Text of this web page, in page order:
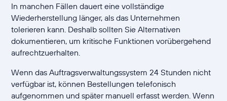
In manchen Fällen dauert eine vollständige
Wiederherstellung länger, als das Unternehmen
tolerieren kann. Deshalb sollten Sie Alternativen
dokumentieren, um kritische Funktionen vorübergehend
aufrechtzuerhalten.
Wenn das Auftragsverwaltungssystem 24 Stunden nicht
verfügbar ist, können Bestellungen telefonisch
aufgenommen und später manuell erfasst werden. Wenn